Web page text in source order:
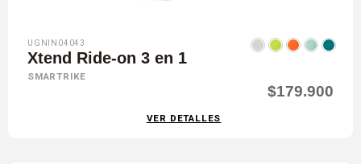
UGNIN04043
Xtend Ride-on 3 en 1
SMARTRIKE
$179.900
VER DETALLES